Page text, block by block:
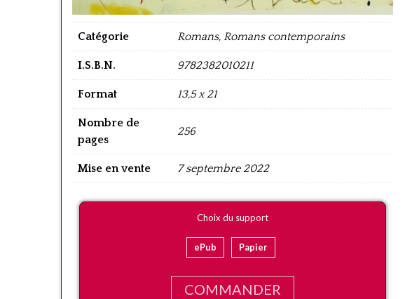
Catégorie Romans, Romans contemporains
I.S.B.N. 9782382010211
Format 13,5 x 21
Nombre de
pages
256
Mise en vente 7 septembre 2022
Choix du support
ePub Papier
COMMANDER